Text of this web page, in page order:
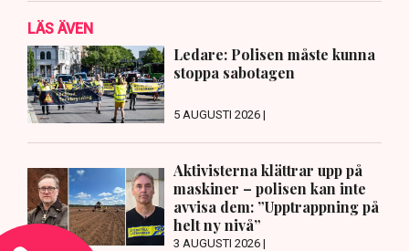
LÄS ÄVEN
Ledare: Polisen måste kunna
stoppa sabotagen
5 AUGUSTI 2026 |
Aktivisterna klättrar upp på
maskiner – polisen kan inte
avvisa dem: ”Upptrappning på
helt ny nivå”
3 AUGUSTI 2026 |